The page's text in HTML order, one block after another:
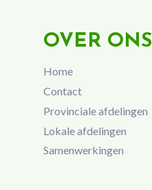
OVER ONS
Home
Contact
Provinciale afdelingen
Lokale afdelingen
Samenwerkingen